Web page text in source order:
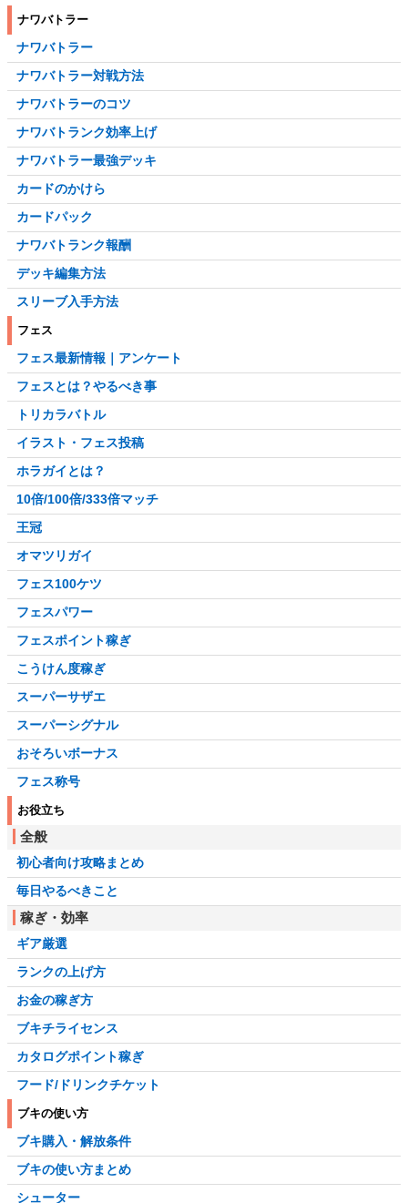
6ボス
-
ラスボス
ナワバトラー
ナワバトラー
ナワバトラー対戦方法
ナワバトラーのコツ
ナワバトランク効率上げ
ナワバトラー最強デッキ
カードのかけら
カードパック
ナワバトランク報酬
デッキ編集方法
スリーブ入手方法
フェス
フェス最新情報｜アンケート
フェスとは？やるべき事
トリカラバトル
イラスト・フェス投稿
ホラガイとは？
10倍/100倍/333倍マッチ
王冠
オマツリガイ
フェス100ケツ
フェスパワー
フェスポイント稼ぎ
こうけん度稼ぎ
スーパーサザエ
スーパーシグナル
おそろいボーナス
フェス称号
お役立ち
全般
初心者向け攻略まとめ
毎日やるべきこと
稼ぎ・効率
ギア厳選
ランクの上げ方
お金の稼ぎ方
ブキチライセンス
カタログポイント稼ぎ
フード/ドリンクチケット
ブキの使い方
ブキ購入・解放条件
ブキの使い方まとめ
シューター